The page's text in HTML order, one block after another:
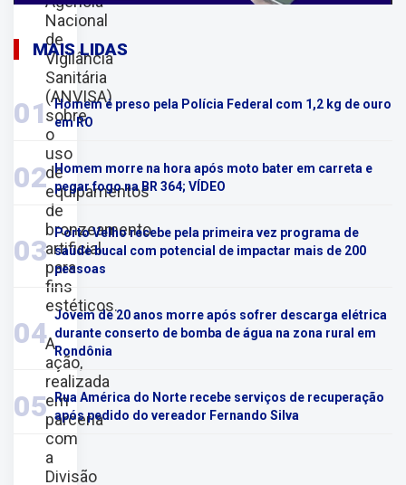
Nacional
de
Vigilância
Sanitária
(ANVISA)
sobre
o
uso
de
equipamentos
de
bronzeamento
artificial
para
fins
estéticos.
A
ação,
realizada
em
parceria
com
a
Divisão
MAIS LIDAS
01 Homem é preso pela Polícia Federal com 1,2 kg de ouro
em RO
02
Homem morre na hora após moto bater em carreta e
pegar fogo na BR 364; VÍDEO
03
Porto Velho recebe pela primeira vez programa de
saúde bucal com potencial de impactar mais de 200
pessoas
04
Jovem de 20 anos morre após sofrer descarga elétrica
durante conserto de bomba de água na zona rural em
Rondônia
05
Rua América do Norte recebe serviços de recuperação
após pedido do vereador Fernando Silva